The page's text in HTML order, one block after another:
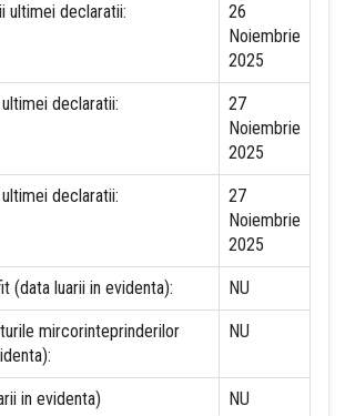
ultimei declaratii:
26
Noiembrie
2025
declaratii:
27
Noiembrie
2025
declaratii:
27
Noiembrie
2025
(data luarii in evidenta): NU
mircorinteprinderilor
NU
in evidenta) NU